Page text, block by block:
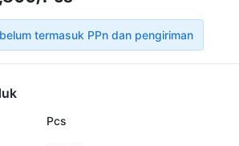
termasuk PPn dan pengiriman
Pcs